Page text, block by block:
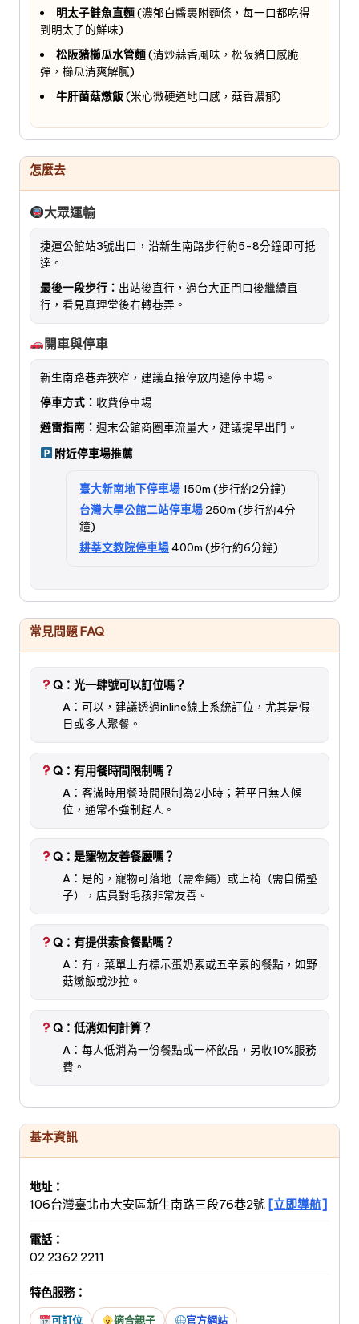
明太子鮭魚直麵(濃郁白醬裹附麵條，每一口都吃得
到明太子的鮮味)
松阪豬櫛瓜水管麵(清炒蒜香風味，松阪豬口感脆
彈，櫛瓜清爽解膩)
牛肝菌菇燉飯(米心微硬道地口感，菇香濃郁)
怎麼去
大眾運輸
捷運公館站3號出口，沿新生南路步行約5-8分鐘即可抵
達。
最後一段步行： 出站後直行，過台大正門口後繼續直
行，看見真理堂後右轉巷弄。
開車與停車
新生南路巷弄狹窄，建議直接停放周邊停車場。
停車方式： 收費停車場
避雷指南： 週末公館商圈車流量大，建議提早出門。
附近停車場推薦
臺大新南地下停車場 150m (步行約2分鐘)
台灣大學公館二站停車場 250m (步行約4分
鐘)
耕莘文教院停車場400m (步行約6分鐘)
常見問題 FAQ
Q：光一肆號可以訂位嗎？
A：可以，建議透過inline線上系統訂位，尤其是假
日或多人聚餐。
Q：有用餐時間限制嗎？
A：客滿時用餐時間限制為2小時；若平日無人候
位，通常不強制趕人。
Q：是寵物友善餐廳嗎？
A：是的，寵物可落地（需牽繩）或上椅（需自備墊
子），店員對毛孩非常友善。
Q：有提供素食餐點嗎？
A：有，菜單上有標示蛋奶素或五辛素的餐點，如野
菇燉飯或沙拉。
Q：低消如何計算？
A：每人低消為一份餐點或一杯飲品，另收10%服務
費。
基本資訊
地址：
106台灣臺北市大安區新生南路三段76巷2號 [立即導航]
電話：
02 2362 2211
特色服務：
可訂位 適合親子 官方網站